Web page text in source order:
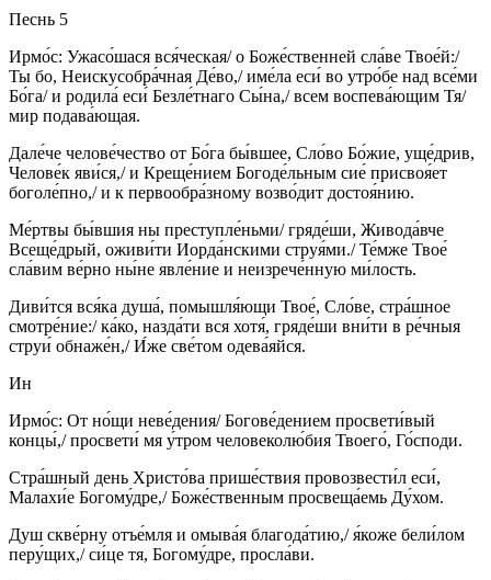
Песнь 5
Ирмо́с: Ужасо́шася вся́ческая/ о Боже́ственней сла́ве Твое́й:/
Ты бо, Неискусобра́чная Де́во,/ име́ла еси́ во утро́бе над все́ми
Бо́га/ и родила́ еси́ Безле́тнаго Сы́на,/ всем воспева́ющим Тя/
мир подава́ющая.
Дале́че челове́чество от Бо́га бы́вшее, Сло́во Бо́жие, уще́дрив,
Челове́к яви́ся,/ и Креще́нием Богоде́льным сие́ присвоя́ет
боголе́пно,/ и к первообра́зному возво́дит достоя́нию.
Ме́ртвы бы́вшия ны преступле́ньми/ гряде́ши, Живода́вче
Всеще́дрый, оживи́ти Иорда́нскими струя́ми./ Те́мже Твое́
сла́вим ве́рно ны́не явле́ние и неизрече́нную ми́лость.
Диви́тся вся́ка душа́, помышля́ющи Твое́, Сло́ве, стра́шное
смотре́ние:/ ка́ко, назда́ти вся хотя́, гряде́ши вни́ти в ре́чныя
струи́ обнаже́н,/ И́же све́том одева́яйся.
Ин
Ирмо́с: От но́щи неве́дения/ Богове́дением просвети́вый
концы́,/ просвети́ мя у́тром человеколю́бия Твоего́, Го́споди.
Стра́шный день Христо́ва прише́ствия провозвести́л еси́,
Малахи́е Богому́дре,/ Боже́ственным просвеща́емь Ду́хом.
Душ скве́рну отъе́мля и омыва́я благода́тию,/ я́коже бели́лом
перу́щих,/ си́це тя, Богому́дре, просла́ви.